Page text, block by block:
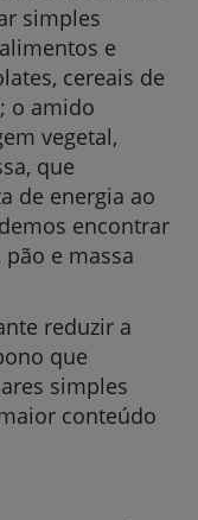
simples
e
cereais de
o amido
vegetal,
que
de energia ao
encontrar
e massa
reduzir a
que
simples
conteúdo